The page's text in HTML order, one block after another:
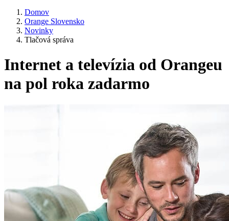
Domov
Orange Slovensko
Novinky
Tlačová správa
Internet a televízia od Orangeu
na pol roka zadarmo